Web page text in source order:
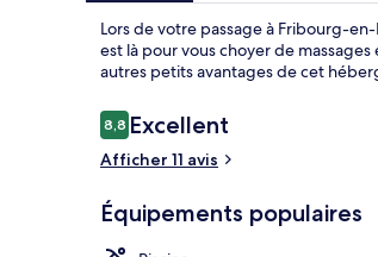
Lors de votre passage à Fribourg-
est là pour vous choyer de
autres petits avantages de cet
Avis
voyageurs
8,88,8 sur 10
Excellent
Afficher 11 avis
Équipements populaires